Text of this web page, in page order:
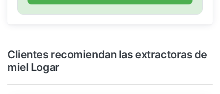
Clientes recomiendan las extractoras de
miel Logar